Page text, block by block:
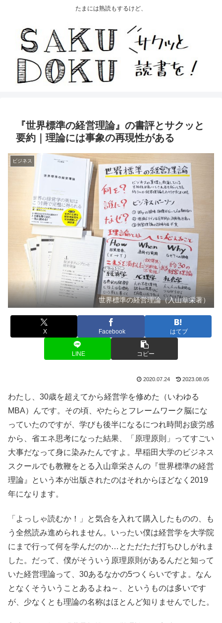
たまには熟読もするけど、
『世界標準の経営理論』の書評とサクッと
要約｜理論には事象の再現性がある
ビジネス
世界標準の経営理論（入山章栄著）
X Facebook はてブ
LINE コピー
2020.07.24 2023.08.05
わたし、30歳を超えてから経営学を修めた（いわゆる
MBA）んです。その頃、やたらとフレームワーク脳にな
っていたのですが、学びも後半になるにつれ時間お疲労感
から、省エネ思考になった結果、「原理原則」ってすごい
大事だなって身に染みたんですよ。早稲田大学のビジネス
スクールでも教鞭をとる入山章栄さんの『世界標準の経営
理論』という本が出版されたのはそれからほどなく2019
年になります。
「よっしゃ読むか！」と気合を入れて購入したものの、も
う全然読み進められません。いったい僕は経営学を大学院
にまで行って何を学んだのか…とただただ打ちひしがれま
した。だって、僕がそういう原理原則があるんだと知って
いた経営理論って、30あるなかの5つくらいですよ。なん
となくそういうことあるよね～、というものは多いです
が、少なくとも理論の名称はほとんど知りませんでした。